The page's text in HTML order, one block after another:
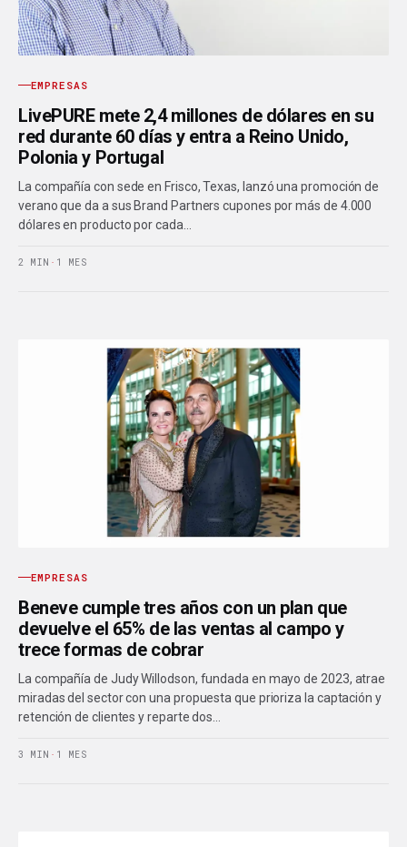
EMPRESAS
LivePURE mete 2,4 millones de dólares en su
red durante 60 días y entra a Reino Unido,
Polonia y Portugal
La compañía con sede en Frisco, Texas, lanzó una promoción de
verano que da a sus Brand Partners cupones por más de 4.000
dólares en producto por cada…
2 MIN · 1 MES
EMPRESAS
Beneve cumple tres años con un plan que
devuelve el 65% de las ventas al campo y
trece formas de cobrar
La compañía de Judy Willodson, fundada en mayo de 2023, atrae
miradas del sector con una propuesta que prioriza la captación y
retención de clientes y reparte dos…
3 MIN · 1 MES